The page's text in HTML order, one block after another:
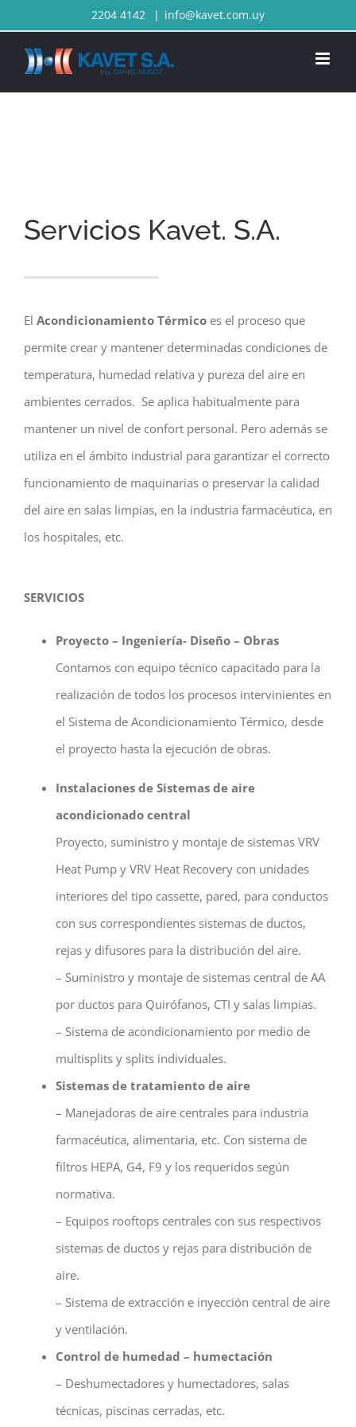
content
2204 4142 | info@kavet.com.uy
Cargando...
Servicios Kavet. S.A.
El Acondicionamiento Térmico es el proceso que
permite crear y mantener determinadas condiciones de
temperatura, humedad relativa y pureza del aire en
ambientes cerrados. Se aplica habitualmente para
mantener un nivel de confort personal. Pero además se
utiliza en el ámbito industrial para garantizar el correcto
funcionamiento de maquinarias o preservar la calidad
del aire en salas limpias, en la industria farmacéutica, en
los hospitales, etc.
SERVICIOS
Proyecto – Ingeniería- Diseño – Obras
Contamos con equipo técnico capacitado para la
realización de todos los procesos intervinientes en
el Sistema de Acondicionamiento Térmico, desde
el proyecto hasta la ejecución de obras.
Instalaciones de Sistemas de aire
acondicionado central
Proyecto, suministro y montaje de sistemas VRV
Heat Pump y VRV Heat Recovery con unidades
interiores del tipo cassette, pared, para conductos
con sus correspondientes sistemas de ductos,
rejas y difusores para la distribución del aire.
– Suministro y montaje de sistemas central de AA
por ductos para Quirófanos, CTI y salas limpias.
– Sistema de acondicionamiento por medio de
multisplits y splits individuales.
Sistemas de tratamiento de aire
– Manejadoras de aire centrales para industria
farmacéutica, alimentaria, etc. Con sistema de
filtros HEPA, G4, F9 y los requeridos según
normativa.
– Equipos rooftops centrales con sus respectivos
sistemas de ductos y rejas para distribución de
aire.
– Sistema de extracción e inyección central de aire
y ventilación.
Control de humedad – humectación
– Deshumectadores y humectadores, salas
técnicas, piscinas cerradas, etc.